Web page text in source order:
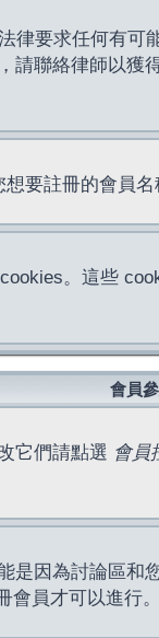
律要求任何有
聯絡律師以
要註冊的會員
。這些
會員
它們請點選 會員
因為討論區
員才可以進行